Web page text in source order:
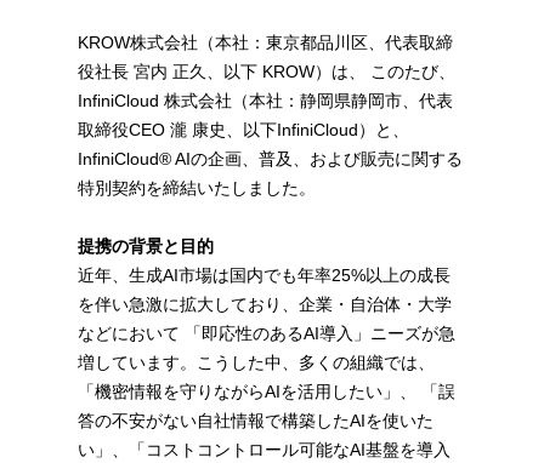
KROW株式会社（本社：東京都品川区、代表取締
役社長 宮内 正久、以下 KROW）は、 このたび、
InfiniCloud 株式会社（本社：静岡県静岡市、代表
取締役CEO 瀧 康史、以下InfiniCloud）と、
InfiniCloud® AIの企画、普及、および販売に関する
特別契約を締結いたしました。
提携の背景と目的
近年、生成AI市場は国内でも年率25%以上の成長
を伴い急激に拡大しており、企業・自治体・大学
などにおいて 「即応性のあるAI導入」ニーズが急
増しています。こうした中、多くの組織では、
「機密情報を守りながらAIを活用したい」、 「誤
答の不安がない自社情報で構築したAIを使いた
い」、「コストコントロール可能なAI基盤を導入